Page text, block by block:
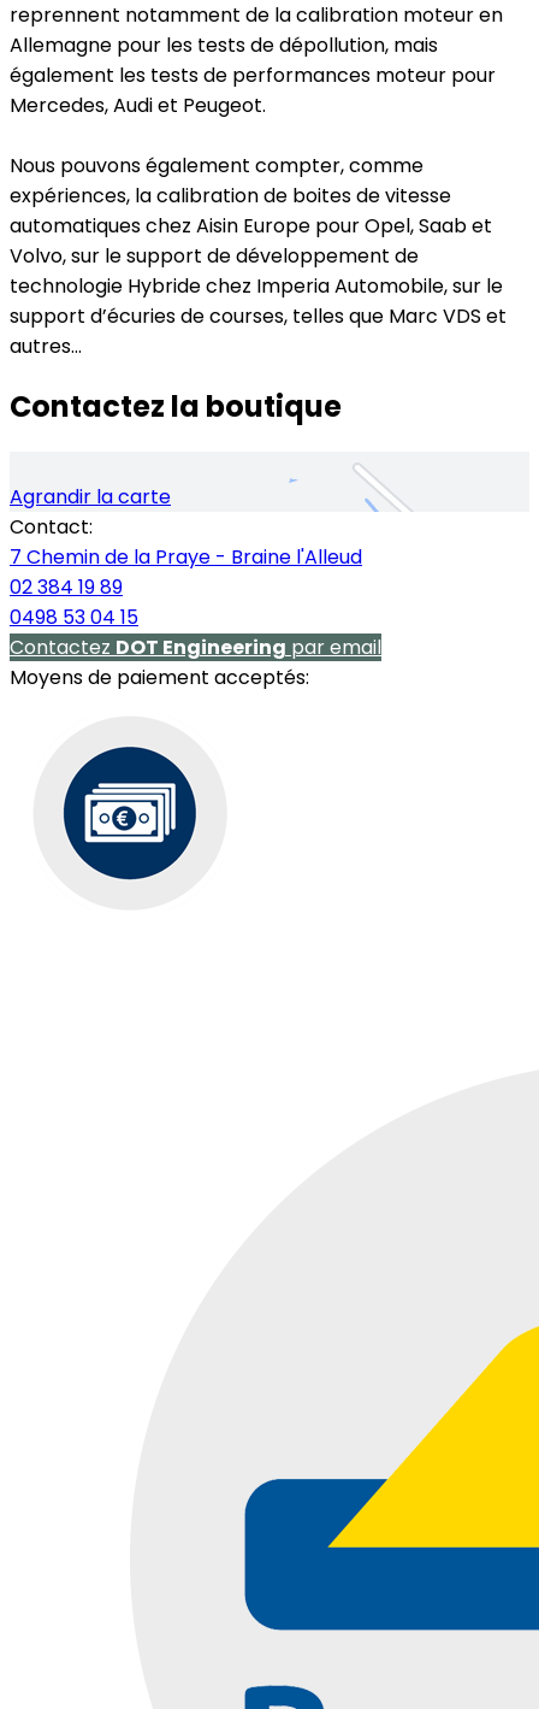
reprennent notamment de la calibration moteur en
Allemagne pour les tests de dépollution, mais
également les tests de performances moteur pour
Mercedes, Audi et Peugeot.
Nous pouvons également compter, comme
expériences, la calibration de boites de vitesse
automatiques chez Aisin Europe pour Opel, Saab et
Volvo, sur le support de développement de
technologie Hybride chez Imperia Automobile, sur le
support d’écuries de courses, telles que Marc VDS et
autres…
Contactez la boutique
Agrandir la carte
Contact:
7 Chemin de la Praye - Braine l'Alleud
02 384 19 89
0498 53 04 15
Contactez DOT Engineering par email
Moyens de paiement acceptés: